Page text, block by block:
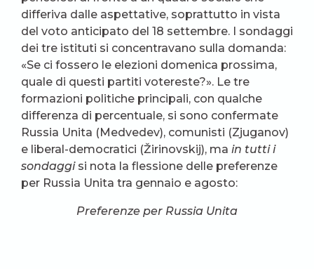
differiva dalle aspettative, soprattutto in vista
del voto anticipato del 18 settembre. I sondaggi
dei tre istituti si concentravano sulla domanda:
«Se ci fossero le elezioni domenica prossima,
quale di questi partiti votereste?». Le tre
formazioni politiche principali, con qualche
differenza di percentuale, si sono confermate
Russia Unita (Medvedev), comunisti (Zjuganov)
e liberal-democratici (Žirinovskij), ma in tutti i
sondaggisi nota la flessione delle preferenze
per Russia Unita tra gennaio e agosto:
Preferenze per Russia Unita